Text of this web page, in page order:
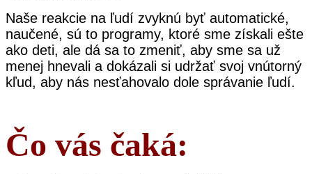
Naše reakcie na ľudí zvyknú byť automatické,
naučené, sú to programy, ktoré sme získali ešte
ako deti, ale dá sa to zmeniť, aby sme sa už
menej hnevali a dokázali si udržať svoj vnútorný
kľud, aby nás nesťahovalo dole správanie ľudí.
Čo vás čaká: